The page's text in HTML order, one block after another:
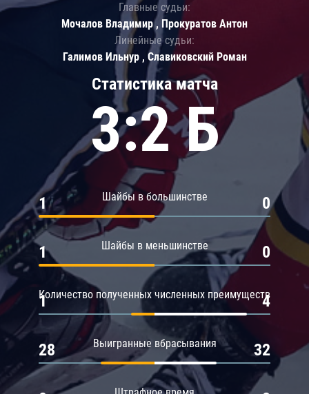
Статистика матча
3:2 Б
Шайбы в большинстве
1 0
Шайбы в меньшинстве
1 0
Количество полученных численных преимуществ
1 4
Выигранные вбрасывания
28 32
Главные судьи:
Мочалов Владимир , Прокуратов Антон
Линейные судьи:
Галимов Ильнур , Славиковский Роман